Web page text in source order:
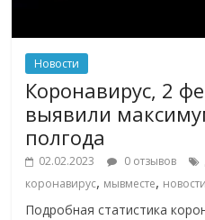
Новости
Коронавирус, 2
выявили
полгода
02.02.2023 0 отзывов
коронавирус, мывместе, новости
Подробная статистика